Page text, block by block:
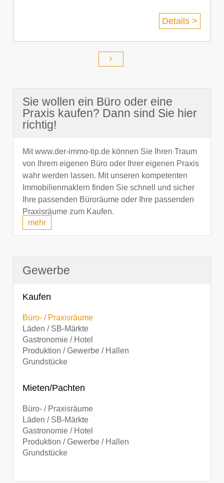
Details >
Sie wollen ein Büro oder eine
Praxis kaufen? Dann sind Sie hier
richtig!
Mit www.der-immo-tip.de können Sie Ihren Traum
von Ihrem eigenen Büro oder Ihrer eigenen Praxis
wahr werden lassen. Mit unseren kompetenten
Immobilienmaklern finden Sie schnell und sicher
Ihre passenden Büroräume oder Ihre passenden
Praxisräume zum Kaufen.
mehr
Gewerbe
Kaufen
Büro- / Praxisräume
Läden / SB-Märkte
Gastronomie / Hotel
Produktion / Gewerbe / Hallen
Grundstücke
Mieten/Pachten
Büro- / Praxisräume
Läden / SB-Märkte
Gastronomie / Hotel
Produktion / Gewerbe / Hallen
Grundstücke